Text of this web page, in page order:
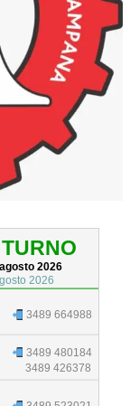
2026
2026
3489 664988
3489 480184
3489 426378